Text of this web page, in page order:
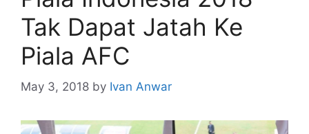
Tak Dapat Jatah Ke
Piala AFC
May 3, 2018 by Ivan Anwar